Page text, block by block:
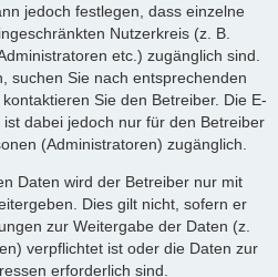
jedoch festlegen, dass einzelne
Nutzerkreis (z. B.
etc.) zugänglich sind.
suchen Sie nach entsprechenden
Sie den Betreiber. Die E-
dabei jedoch nur für den Betreiber
(Administratoren) zugänglich.
Daten wird der Betreiber nur mit
Dies gilt nicht, sofern er
zur Weitergabe der Daten (z.
verpflichtet ist oder die Daten zur
erforderlich sind.